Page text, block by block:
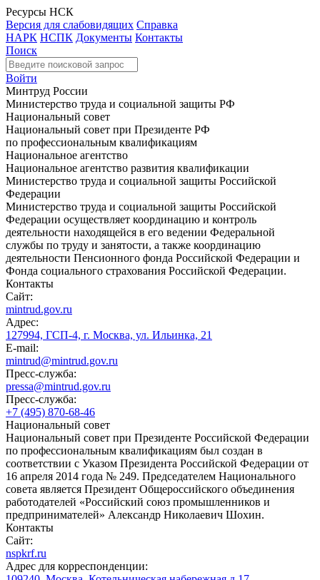
Ресурсы НСК
Версия для слабовидящих Справка
НАРК НСПК Документы Контакты
Поиск
Войти
Минтруд России
Министерство труда и социальной защиты РФ
Национальный совет
Национальный совет при Президенте РФ
по профессиональным квалификациям
Национальное агентство
Национальное агентство развития квалификации
Министерство труда и социальной защиты Российской
Федерации
Министерство труда и социальной защиты Российской
Федерации осуществляет координацию и контроль
деятельности находящейся в его ведении Федеральной
службы по труду и занятости, а также координацию
деятельности Пенсионного фонда Российской Федерации и
Фонда социального страхования Российской Федерации.
Контакты
Сайт:
mintrud.gov.ru
Адрес:
127994, ГСП-4, г. Москва, ул. Ильинка, 21
E-mail:
mintrud@mintrud.gov.ru
Пресс-служба:
pressa@mintrud.gov.ru
Пресс-служба:
+7 (495) 870-68-46
Национальный совет
Национальный совет при Президенте Российской Федерации
по профессиональным квалификациям был создан в
соответствии с Указом Президента Российской Федерации от
16 апреля 2014 года № 249. Председателем Национального
совета является Президент Общероссийского объединения
работодателей «Российский союз промышленников и
предпринимателей» Александр Николаевич Шохин.
Контакты
Сайт:
nspkrf.ru
Адрес для корреспонденции: